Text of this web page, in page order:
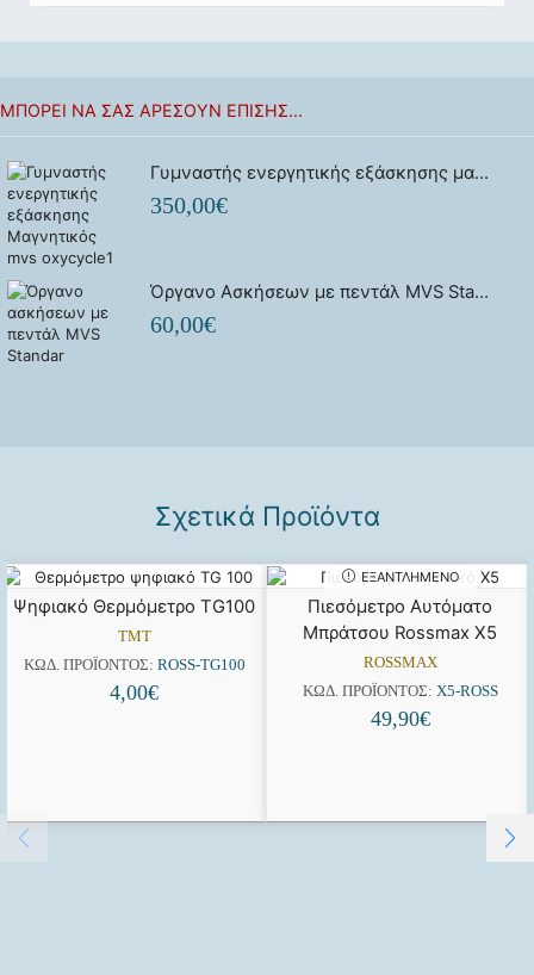
ΜΠΟΡΕΊ ΝΑ ΣΑΣ ΑΡΈΣΟΥΝ ΕΠΊΣΗΣ...
Γυμναστής ενεργητικής εξάσκησης μαγνητικός mvs oxycycle 1
350,00€
Όργανο Ασκήσεων με πεντάλ MVS Standar
60,00€
Σχετικά Προϊόντα
Ψηφιακό Θερμόμετρο TG100
TMT
ΚΩΔ. ΠΡΟΪΌΝΤΟΣ: ROSS-TG100
4,00€
ΕΞΑΝΤΛΗΜΈΝΟ
Πιεσόμετρο Αυτόματο
Μπράτσου Rossmax X5
ROSSMAX
ΚΩΔ. ΠΡΟΪΌΝΤΟΣ: Χ5-ROSS
49,90€